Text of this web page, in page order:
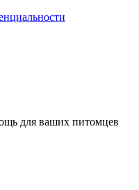
для ваших питомцев